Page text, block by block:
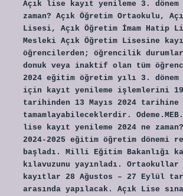
Açık lise kayıt yenileme 3. dönem
zaman? Açık Öğretim Ortaokulu,
Lisesi, Açık Öğretim İmam Hatip
Mesleki Açık Öğretim Lisesine
öğrencilerden; öğrencilik
donuk veya inaktif olan tüm
2024 eğitim öğretim yılı 3. dönem
için kayıt yenileme işlemlerini 19
tarihinden 13 Mayıs 2024 tarihine
tamamlayabileceklerdir.
lise kayıt yenileme 2024 ne
2024-2025 eğitim öğretim dönemi
başladı. Milli Eğitim Bakanlığı
kılavuzunu yayınladı.
kayıtlar 28 Ağustos – 27 Eylül
arasında yapılacak. Açık Lise